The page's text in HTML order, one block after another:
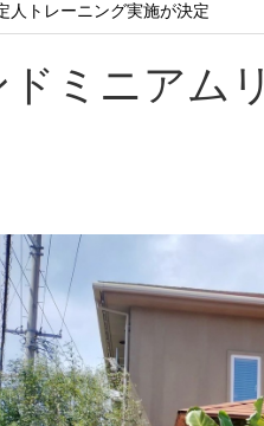
人トレーニング実施が決定
ミニアム